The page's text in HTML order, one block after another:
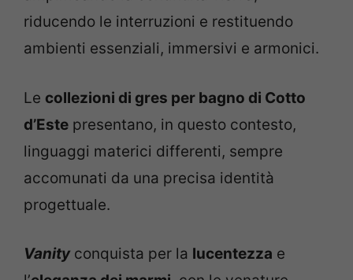
riducendo le interruzioni e restituendo
ambienti essenziali, immersivi e armonici.
Le collezioni di gres per bagno di Cotto
d’Este presentano, in questo contesto,
linguaggi materici differenti, sempre
accomunati da una precisa identità
progettuale.
Vanity conquista per la lucentezza e